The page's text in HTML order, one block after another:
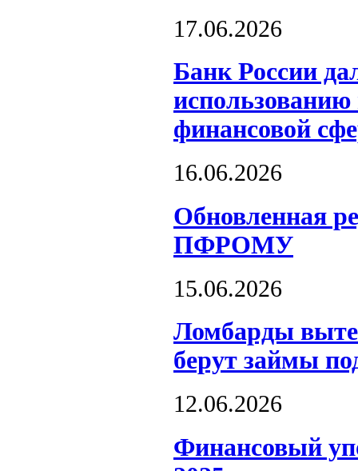
17.06.2026
Банк России
использованию
финансовой
16.06.2026
Обновленная
ПФРОМУ
15.06.2026
Ломбарды
берут займы
12.06.2026
Финансовый